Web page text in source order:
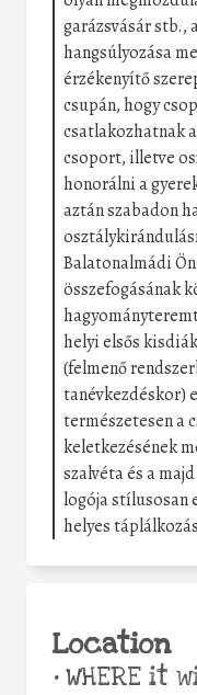
garázsvásár
hangsúlyozása
érzékenyítő
csupán, hogy
csatlakozhatnak
csoport, illetve
honorálni a
aztán szabadon
Balatonalmádi
összefogásának
helyi elsős
(felmenő
tanévkezdéskor)
természetesen a
keletkezésének
szalvéta és a
logója stílusosan
helyes
Location
•WHERE it